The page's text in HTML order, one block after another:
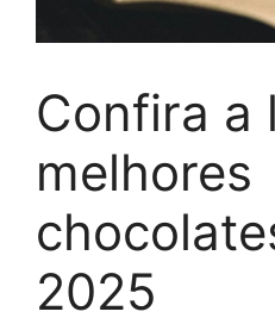
Confira a
melhores
2025